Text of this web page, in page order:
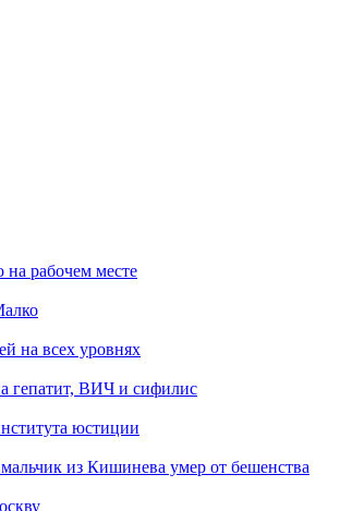
рабочем месте
на всех уровнях
гепатит, ВИЧ и сифилис
юстиции
из Кишинева умер от бешенства